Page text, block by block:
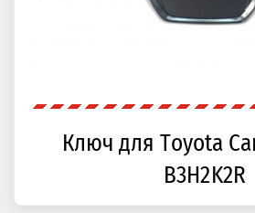
Ключ для Toyota
B3H2K2R